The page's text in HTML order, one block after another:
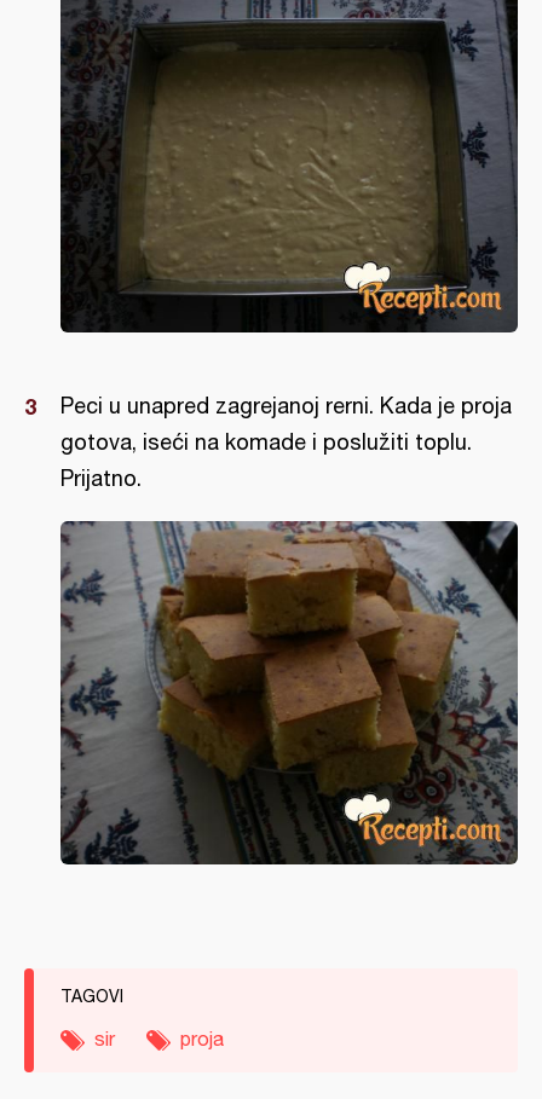
Peci u unapred zagrejanoj rerni. Kada je proja
gotova, iseći na komade i poslužiti toplu.
Prijatno.
TAGOVI
sir proja